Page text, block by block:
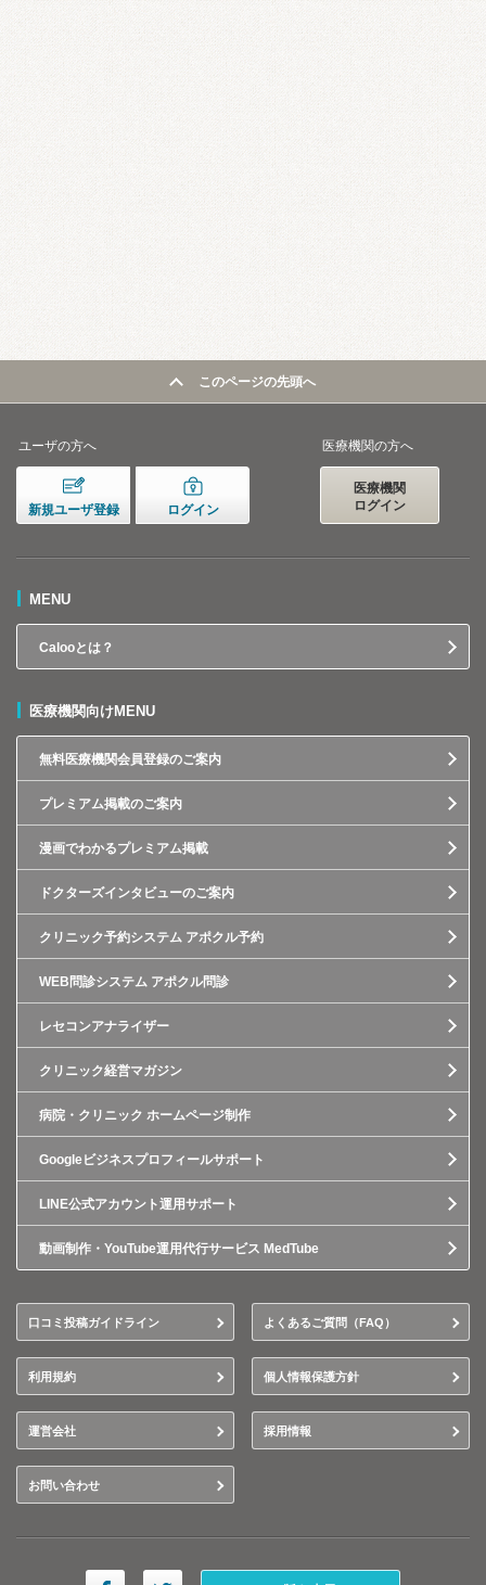
このページの先頭へ
ユーザの方へ
新規ユーザ登録 ログイン
医療機関の方へ
医療機関
ログイン
MENU
Calooとは？
医療機関向けMENU
無料医療機関会員登録のご案内
プレミアム掲載のご案内
漫画でわかるプレミアム掲載
ドクターズインタビューのご案内
クリニック予約システム アポクル予約
WEB問診システム アポクル問診
レセコンアナライザー
クリニック経営マガジン
病院・クリニック ホームページ制作
Googleビジネスプロフィールサポート
LINE公式アカウント運用サポート
動画制作・YouTube運用代行サービス MedTube
口コミ投稿ガイドライン よくあるご質問（FAQ）
利用規約 個人情報保護方針
運営会社 採用情報
お問い合わせ